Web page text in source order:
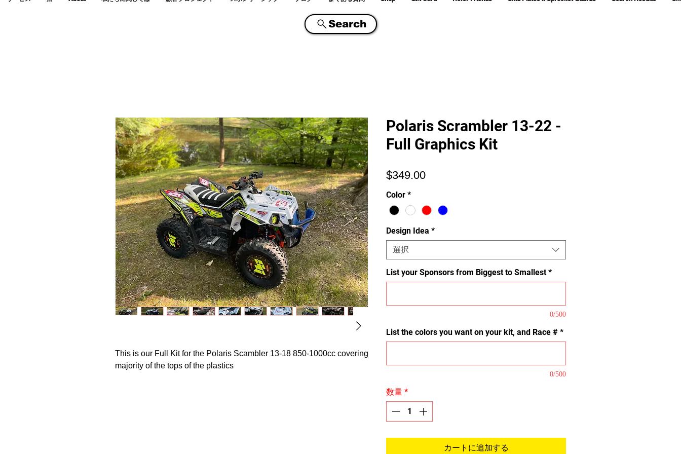
Search
This is our Full Kit for the Polaris Scambler 13-18 850-1000cc covering
majority of the tops of the plastics
Polaris Scrambler 13-22 -
Full Graphics Kit
$349.00価
Color *
Design Idea *
選択
List your Sponsors from Biggest to Smallest *
0/500
List the colors you want on your kit, and Race # *
0/500
数量 *
カートに追加する